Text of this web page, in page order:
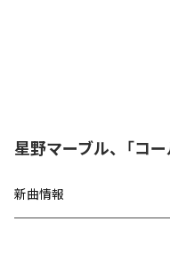
星野マーブル、「コ
新曲情報